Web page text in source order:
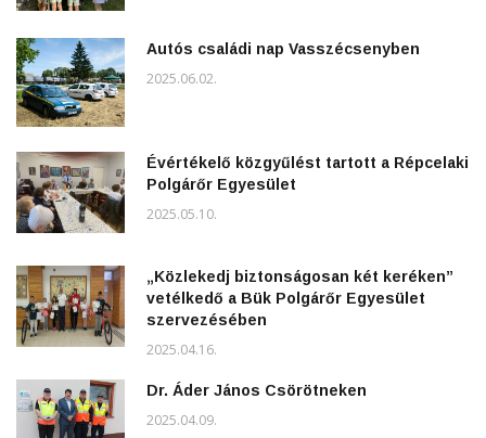
Autós családi nap Vasszécsenyben
2025.06.02.
Évértékelő közgyűlést tartott a Répcelaki
Polgárőr Egyesület
2025.05.10.
„Közlekedj biztonságosan két keréken”
vetélkedő a Bük Polgárőr Egyesület
szervezésében
2025.04.16.
Dr. Áder János Csörötneken
2025.04.09.